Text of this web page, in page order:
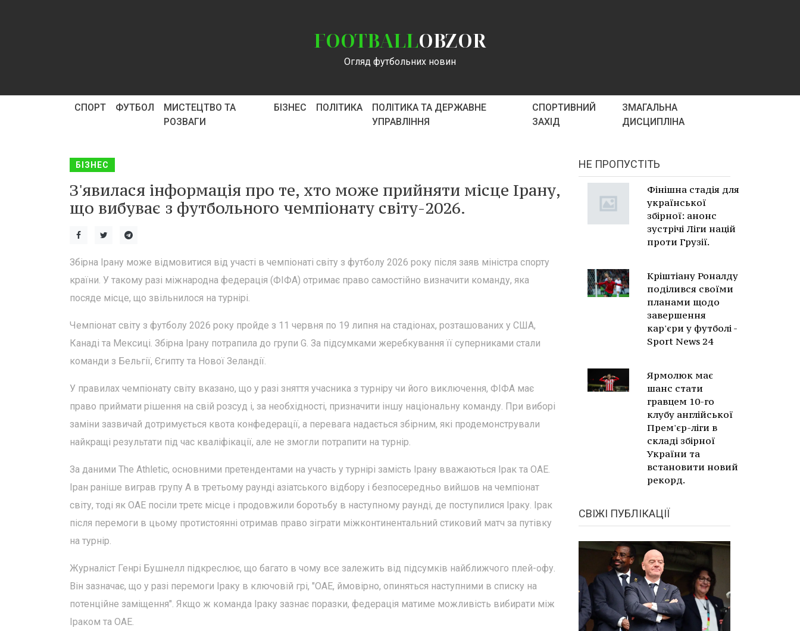
FOOTBALLOBZOR
Огляд футбольних новин
СПОРТ ФУТБОЛ
МИСТЕЦТВО ТА
РОЗВАГИ
БІЗНЕС ПОЛІТИКА
ПОЛІТИКА ТА ДЕРЖАВНЕ
УПРАВЛІННЯ
СПОРТИВНИЙ
ЗАХІД
ЗМАГАЛЬНА
ДИСЦИПЛІНА
БІЗНЕС
З'явилася інформація про те, хто може прийняти місце Ірану,
що вибуває з футбольного чемпіонату світу-2026.
Збірна Ірану може відмовитися від участі в чемпіонаті світу з футболу 2026 року після заяв міністра спорту
країни. У такому разі міжнародна федерація (ФІФА) отримає право самостійно визначити команду, яка
посяде місце, що звільнилося на турнірі.
Чемпіонат світу з футболу 2026 року пройде з 11 червня по 19 липня на стадіонах, розташованих у США,
Канаді та Мексиці. Збірна Ірану потрапила до групи G. За підсумками жеребкування її суперниками стали
команди з Бельгії, Єгипту та Нової Зеландії.
У правилах чемпіонату світу вказано, що у разі зняття учасника з турніру чи його виключення, ФІФА має
право приймати рішення на свій розсуд і, за необхідності, призначити іншу національну команду. При виборі
заміни зазвичай дотримується квота конфедерації, а перевага надається збірним, які продемонстрували
найкращі результати під час кваліфікації, але не змогли потрапити на турнір.
За даними The Athletic, основними претендентами на участь у турнірі замість Ірану вважаються Ірак та ОАЕ.
Іран раніше виграв групу А в третьому раунді азіатського відбору і безпосередньо вийшов на чемпіонат
світу, тоді як ОАЕ посіли третє місце і продовжили боротьбу в наступному раунді, де поступилися Іраку. Ірак
після перемоги в цьому протистоянні отримав право зіграти міжконтинентальний стиковий матч за путівку
на турнір.
Журналіст Генрі Бушнелл підкреслює, що багато в чому все залежить від підсумків найближчого плей-офу.
Він зазначає, що у разі перемоги Іраку в ключовій грі, "ОАЕ, ймовірно, опиняться наступними в списку на
потенційне заміщення". Якщо ж команда Іраку зазнає поразки, федерація матиме можливість вибирати між
Іраком та ОАЕ.
НЕ ПРОПУСТІТЬ
Фінішна стадія для
української
збірної: анонс
зустрічі Ліги націй
проти Грузії.
Кріштіану Роналду
поділився своїми
планами щодо
завершення
кар'єри у футболі -
Sport News 24
Ярмолюк має
шанс стати
гравцем 10-го
клубу англійської
Прем'єр-ліги в
складі збірної
України та
встановити новий
рекорд.
СВІЖІ ПУБЛІКАЦІЇ